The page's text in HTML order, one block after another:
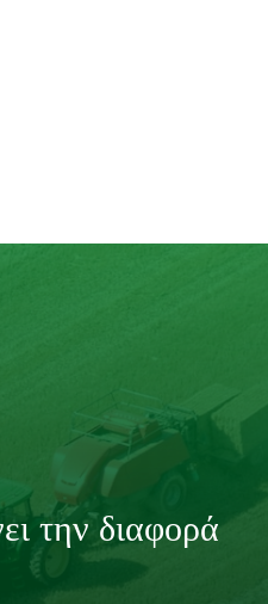
την διαφορά